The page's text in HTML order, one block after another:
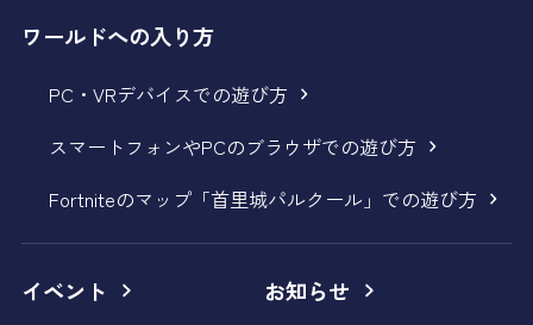
ワールドへの入り方
PC・VRデバイスでの遊び方
スマートフォンやPCのブラウザでの遊び方
Fortniteのマップ「首里城パルクール」での遊び方
イベント
お知らせ